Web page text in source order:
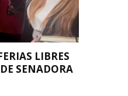
LIBRES
SENADORA